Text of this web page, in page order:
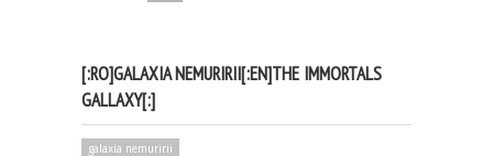
[:RO]GALAXIA NEMURIRII[:EN]THE IMMORTALS
GALLAXY[:]
galaxia nemuririi